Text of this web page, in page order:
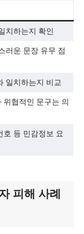
치하는지 확인
러운 문장 유무 점
일치하는지 비교
위협적인 문구는 의
호 등 민감정보 요
피해 사례